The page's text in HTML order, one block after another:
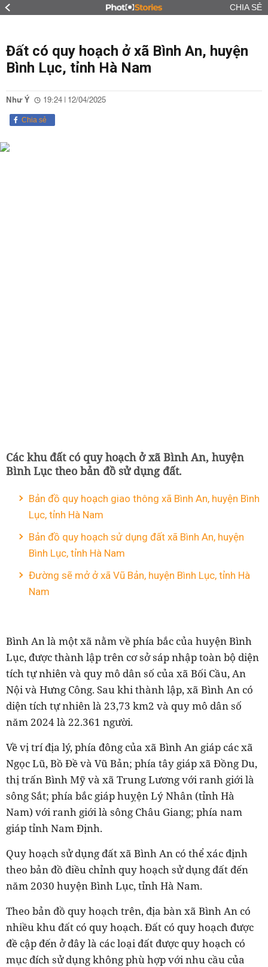
CHIA SẺ
Đất có quy hoạch ở xã Bình An, huyện
Bình Lục, tỉnh Hà Nam
Như Ý 19:24 | 12/04/2025
Chia sẻ
Các khu đất có quy hoạch ở xã Bình An, huyện
Bình Lục theo bản đồ sử dụng đất.
Bản đồ quy hoạch giao thông xã Bình An, huyện Bình
Lục, tỉnh Hà Nam
Bản đồ quy hoạch sử dụng đất xã Bình An, huyện
Bình Lục, tỉnh Hà Nam
Đường sẽ mở ở xã Vũ Bản, huyện Bình Lục, tỉnh Hà
Nam
Bình An là một xã nằm về phía bắc của huyện Bình
Lục, được thành lập trên cơ sở sáp nhập toàn bộ diện
tích tự nhiên và quy mô dân số của xã Bối Cầu, An
Nội và Hưng Công. Sau khi thành lập, xã Bình An có
diện tích tự nhiên là 23,73 km2 và quy mô dân số
năm 2024 là 22.361 người.
Về vị trí địa lý, phía đông của xã Bình An giáp các xã
Ngọc Lũ, Bồ Đề và Vũ Bản; phía tây giáp xã Đồng Du,
thị trấn Bình Mỹ và xã Trung Lương với ranh giới là
sông Sắt; phía bắc giáp huỵện Lý Nhân (tỉnh Hà
Nam) với ranh giới là sông Châu Giang; phía nam
giáp tỉnh Nam Định.
Quy hoạch sử dụng đất xã Bình An có thể xác định
theo bản đồ điều chỉnh quy hoạch sử dụng đất đến
năm 2030 huyện Bình Lục, tỉnh Hà Nam.
Theo bản đồ quy hoạch trên, địa bàn xã Bình An có
nhiều khu đất có quy hoạch. Đất có quy hoạch được
đề cập đến ở đây là các loại đất được quy hoạch có
mục đích sử dụng không phù hợp với nhu cầu của